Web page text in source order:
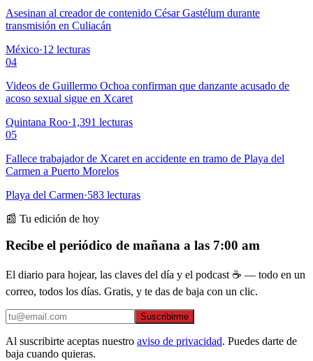
Asesinan al creador de contenido César Gastélum durante
transmisión en Culiacán
México·12 lecturas
04
Videos de Guillermo Ochoa confirman que danzante acusado de
acoso sexual sigue en Xcaret
Quintana Roo·1,391 lecturas
05
Fallece trabajador de Xcaret en accidente en tramo de Playa del
Carmen a Puerto Morelos
Playa del Carmen·583 lecturas
📰 Tu edición de hoy
Recibe el periódico de mañana a las 7:00 am
El diario para hojear, las claves del día y el podcast ☕ — todo en un
correo, todos los días. Gratis, y te das de baja con un clic.
Suscribirme
Al suscribirte aceptas nuestro aviso de privacidad. Puedes darte de
baja cuando quieras.